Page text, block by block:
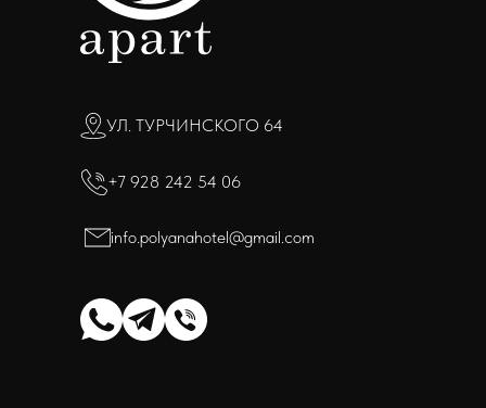
УЛ. ТУРЧИНСКОГО 64
info.polyanahotel@gmail.com
+7 928 242 54 06